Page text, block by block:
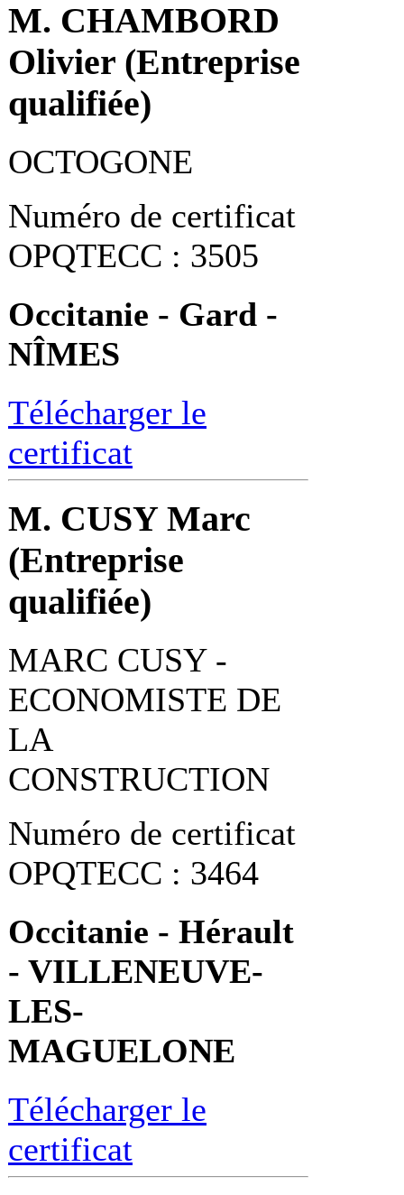
M. CHAMBORD
Olivier (Entreprise
qualifiée)
OCTOGONE
Numéro de certificat
OPQTECC : 3505
Occitanie - Gard -
NÎMES
Télécharger le
certificat
M. CUSY Marc
(Entreprise
qualifiée)
MARC CUSY -
ECONOMISTE DE
LA
CONSTRUCTION
Numéro de certificat
OPQTECC : 3464
Occitanie - Hérault
- VILLENEUVE-
LES-
MAGUELONE
Télécharger le
certificat